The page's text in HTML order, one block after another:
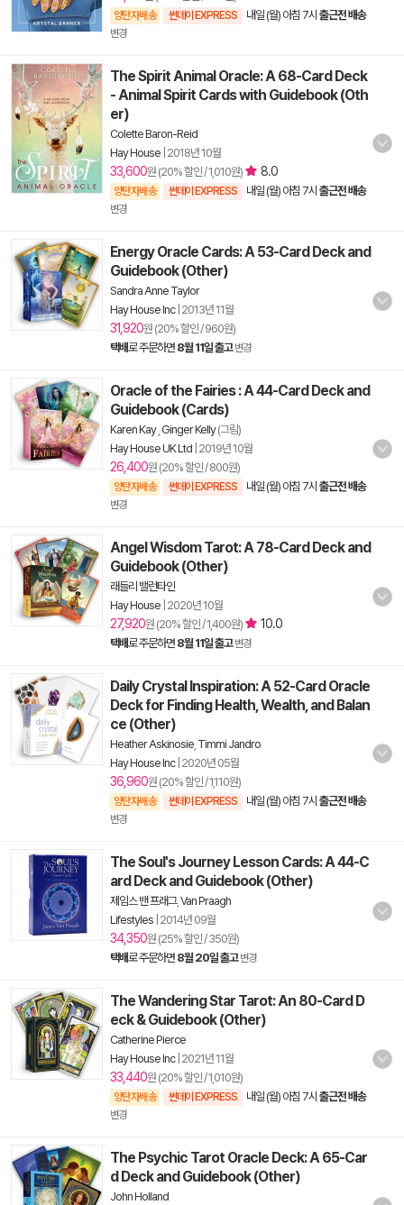
양탄자배송 썬데이 EXPRESS 내일 (월) 아침 7시 출근전 배송
변경
The Spirit Animal Oracle: A 68-Card Deck
- Animal Spirit Cards with Guidebook (Oth
er)
Colette Baron-Reid
Hay House 2018년 10월
33,600원 (20% 할인 / 1,010원) 8.0
양탄자배송 썬데이 EXPRESS 내일 (월) 아침 7시 출근전 배송
변경
Energy Oracle Cards: A 53-Card Deck and
Guidebook (Other)
Sandra Anne Taylor
Hay House Inc| 2013년 11월
31,920원 (20% 할인 / 960원)
택배로 주문하면 8월 11일 출고 변경
Oracle of the Fairies : A 44-Card Deck and
Guidebook (Cards)
Karen Kay, Ginger Kelly(그림)
Hay House UK Ltd 2019년 10월
26,400원 (20% 할인 / 800원)
양탄자배송 썬데이 EXPRESS 내일 (월) 아침 7시 출근전 배송
변경
Angel Wisdom Tarot: A 78-Card Deck and
Guidebook (Other)
래들리 밸런타인
Hay House 2020년 10월
27,920원 (20% 할인 / 1,400원) 10.0
택배로 주문하면 8월 11일 출고 변경
Daily Crystal Inspiration: A 52-Card Oracle
Deck for Finding Health, Wealth, and Balan
ce (Other)
Heather Askinosie Timmi Jandro
Hay House Inc| 2020년 05월
36,960원 (20% 할인 / 1,110원)
양탄자배송 썬데이 EXPRESS 내일 (월) 아침 7시 출근전 배송
변경
The Soul's Journey Lesson Cards: A 44-C
ard Deck and Guidebook (Other)
제임스 밴 프래그, Van Praagh
Lifestyles 2014년 09월
34,350원 (25% 할인 / 350원)
택배로 주문하면 8월 20일 출고 변경
The Wandering Star Tarot: An 80-Card D
eck & Guidebook (Other)
Catherine Pierce
Hay House Inc| 2021년 11월
33,440원 (20% 할인 / 1,010원)
양탄자배송 썬데이 EXPRESS 내일 (월) 아침 7시 출근전 배송
변경
The Psychic Tarot Oracle Deck: A 65-Car
d Deck and Guidebook (Other)
John Holland